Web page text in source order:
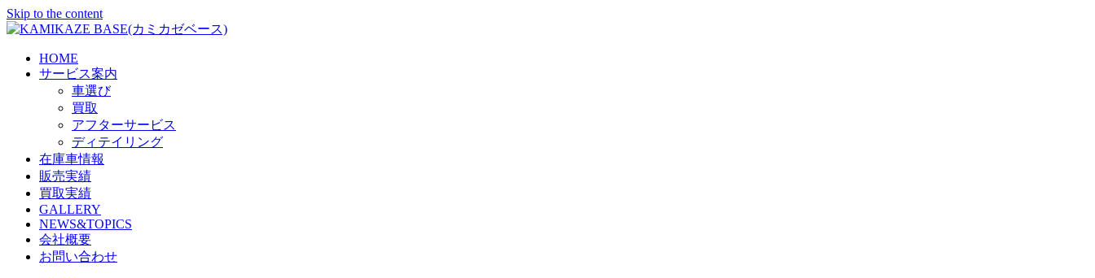
Skip to the content
HOME
サービス案内
車選び
買取
アフターサービス
ディテイリング
在庫車情報
販売実績
買取実績
GALLERY
NEWS&TOPICS
会社概要
お問い合わせ